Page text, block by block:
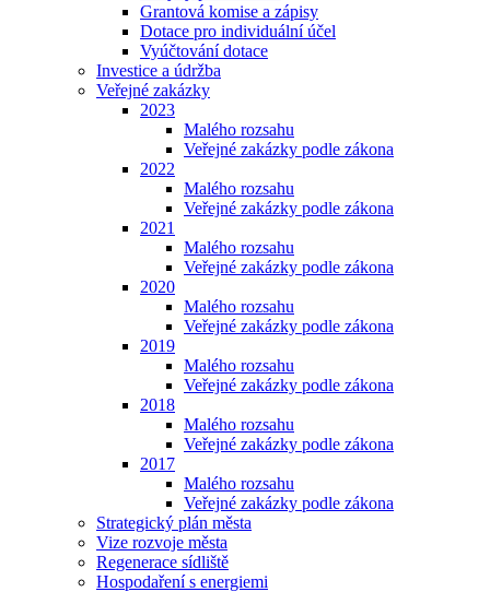
Grantová komise a zápisy
Dotace pro individuální účel
Vyúčtování dotace
Investice a údržba
Veřejné zakázky
2023
Malého rozsahu
Veřejné zakázky podle zákona
2022
Malého rozsahu
Veřejné zakázky podle zákona
2021
Malého rozsahu
Veřejné zakázky podle zákona
2020
Malého rozsahu
Veřejné zakázky podle zákona
2019
Malého rozsahu
Veřejné zakázky podle zákona
2018
Malého rozsahu
Veřejné zakázky podle zákona
2017
Malého rozsahu
Veřejné zakázky podle zákona
Strategický plán města
Vize rozvoje města
Regenerace sídliště
Hospodaření s energiemi